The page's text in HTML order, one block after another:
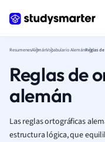
ResumenesAlemánVocabulario Alemán
Reglas de
alemán
Las reglas ortográficas
estructura lógica, que